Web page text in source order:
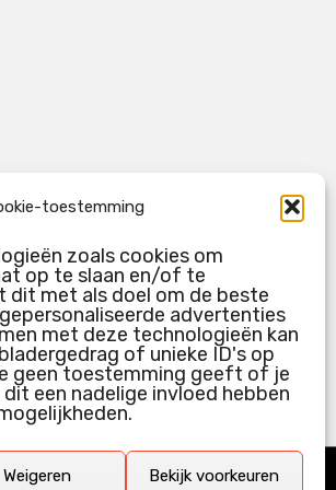
toestemming
zoals cookies om
op te slaan en/of te
dit met als doel om de beste
advertenties
met deze technologieën kan
of unieke ID's op
geen toestemming geeft of je
een nadelige invloed hebben
Weigeren Bekijk voorkeuren